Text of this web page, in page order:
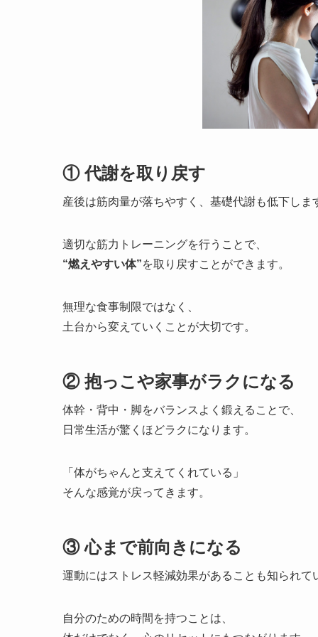
① 代謝を取り戻す
産後は筋肉量が落ちやすく、基礎代謝も低下しま
適切な筋力トレーニングを行うことで、
“燃えやすい体”を取り戻すことができます。
無理な食事制限ではなく、
土台から変えていくことが大切です。
② 抱っこや家事がラクになる
体幹・背中・脚をバランスよく鍛えることで、
日常生活が驚くほどラクになります。
「体がちゃんと支えてくれている」
そんな感覚が戻ってきます。
③ 心まで前向きになる
運動にはストレス軽減効果があることも知られて
自分のための時間を持つことは、